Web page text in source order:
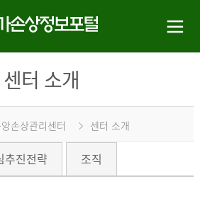
센터 소개
손상관리센터 센터 소개
추진전략 조직